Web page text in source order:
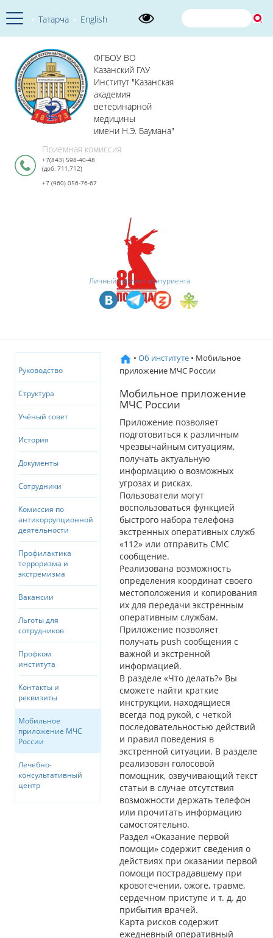
Татарча English
ФГБОУ ВО
Казанский ГАУ
Институт "Казанская
академия
ветеринарной
медицины
имени Н.Э. Баумана"
Приемная комиссия
+7(843) 598-40-48
(доб. 711,712)
+7 (960) 056-76-67
Личный кабинет абитуриента
Руководство
Структура
Учёный совет
История
Документы
Сотрудники
Комиссия по
антикоррупционной
деятельности
Профилактика
терроризма и
экстремизма
Вакансии
Льготы для
сотрудников
Профком
института
Контакты и
реквизиты
Мобильное
приложение МЧС
России
Лечебно-
консультативный
центр
• Об институте • Мобильное
приложение МЧС России
Мобильное приложение
МЧС России
Приложение позволяет
подготовиться к различным
чрезвычайным ситуациям,
получать актуальную
информацию о возможных
угрозах и рисках.
Пользователи могут
воспользоваться функцией
быстрого набора телефона
экстренных оперативных служб
«112» или отправить СМС
сообщение.
Реализована возможность
определения координат своего
местоположения и копирования
их для передачи экстренным
оперативным службам.
Приложение позволяет
получать push сообщения с
важной и экстренной
информацией.
В разделе «Что делать?» Вы
сможете найти краткие
инструкции, находящиеся
всегда под рукой, с четкой
последовательностью действий
и правил поведения в
экстренной ситуации. В разделе
реализован голосовой
помощник, озвучивающий текст
статьи в случае отсутствия
возможности держать телефон
или прочитать информацию
самостоятельно.
Раздел «Оказание первой
помощи» содержит сведения о
действиях при оказании первой
помощи пострадавшему при
кровотечении, ожоге, травме,
сердечном приступе и т. д. до
прибытия врачей.
Карта рисков содержит
ежедневный оперативный